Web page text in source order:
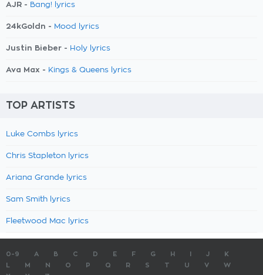
AJR - Bang! lyrics
24kGoldn - Mood lyrics
Justin Bieber - Holy lyrics
Ava Max - Kings & Queens lyrics
TOP ARTISTS
Luke Combs lyrics
Chris Stapleton lyrics
Ariana Grande lyrics
Sam Smith lyrics
Fleetwood Mac lyrics
0-9 A B C D E F G H J
K
M N O P Q R S T U V
W